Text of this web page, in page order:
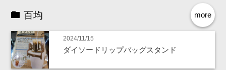
more
百均
2024/11/15
ダイソードリップバッグスタンド